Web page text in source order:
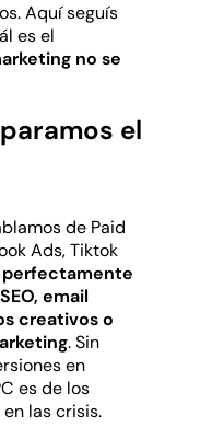
Aquí seguís
es el
no se
el
de Paid
Ads, Tiktok
perfectamente
email
creativos o
. Sin
en
es de los
las crisis.